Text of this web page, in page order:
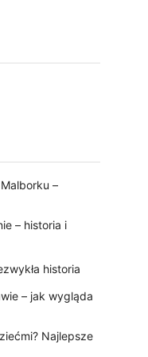
–
– historia i
historia
– jak wygląda
Najlepsze